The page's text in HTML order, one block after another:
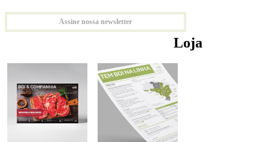
Assine nossa newsletter
Loja